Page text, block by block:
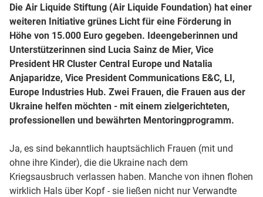
Die Air Liquide Stiftung (Air Liquide Foundation) hat einer
weiteren Initiative grünes Licht für eine Förderung in
Höhe von 15.000 Euro gegeben. Ideengeberinnen und
Unterstützerinnen sind Lucia Sainz de Mier, Vice
President HR Cluster Central Europe und Natalia
Anjaparidze, Vice President Communications E&C, LI,
Europe Industries Hub. Zwei Frauen, die Frauen aus der
Ukraine helfen möchten - mit einem zielgerichteten,
professionellen und bewährten Mentoringprogramm.
Ja, es sind bekanntlich hauptsächlich Frauen (mit und
ohne ihre Kinder), die die Ukraine nach dem
Kriegsausbruch verlassen haben. Manche von ihnen flohen
wirklich Hals über Kopf - sie ließen nicht nur Verwandte